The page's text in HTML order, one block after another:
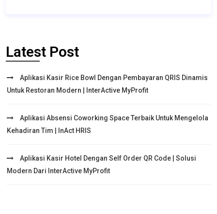
Latest Post
Aplikasi Kasir Rice Bowl Dengan Pembayaran QRIS Dinamis
Untuk Restoran Modern | InterActive MyProfit
Aplikasi Absensi Coworking Space Terbaik Untuk Mengelola
Kehadiran Tim | InAct HRIS
Aplikasi Kasir Hotel Dengan Self Order QR Code | Solusi
Modern Dari InterActive MyProfit